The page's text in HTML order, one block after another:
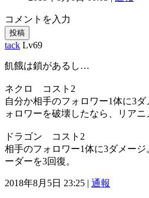
コメントを入力
投稿
tack Lv69
飢餓は鎖があるし…
ネクロ コスト2
自分か相手のフォロワー1体に3
ォロワーを破壊したなら、リアニ
ドラゴン コスト2
相手のフォロワー1体に3ダメー
ーダーを3回復。
2018年8月5日 23:25 | 通報